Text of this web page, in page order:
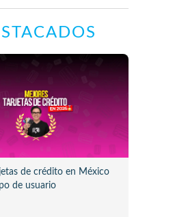
de crédito en México
de usuario